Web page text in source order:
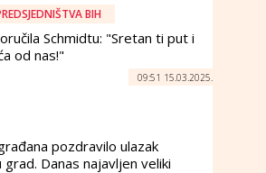
BIH
Schmidtu: "Sretan ti put i
od nas!"
09:51 15.03.2025.
pozdravilo ulazak
Danas najavljen veliki